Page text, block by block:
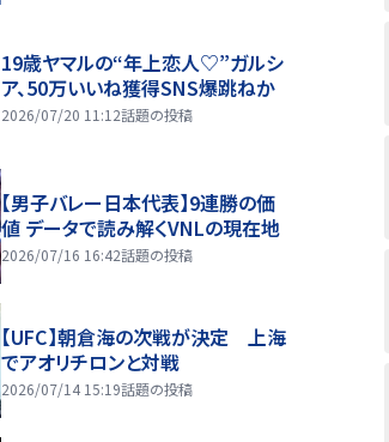
19歳ヤマルの“年上恋人♡”ガルシ
ア、50万いいね獲得SNS爆跳ねか
2026/07/20 11:12話題の投稿
【男子バレー日本代表】9連勝の価
値 データで読み解くVNLの現在地
2026/07/16 16:42話題の投稿
【UFC】朝倉海の次戦が決定 上海
でアオリチロンと対戦
2026/07/14 15:19話題の投稿